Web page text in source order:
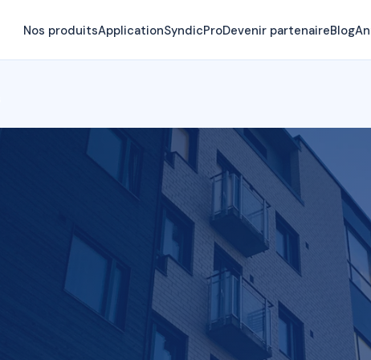
Nos produitsApplicationSyndicProDevenir partenaireBlog